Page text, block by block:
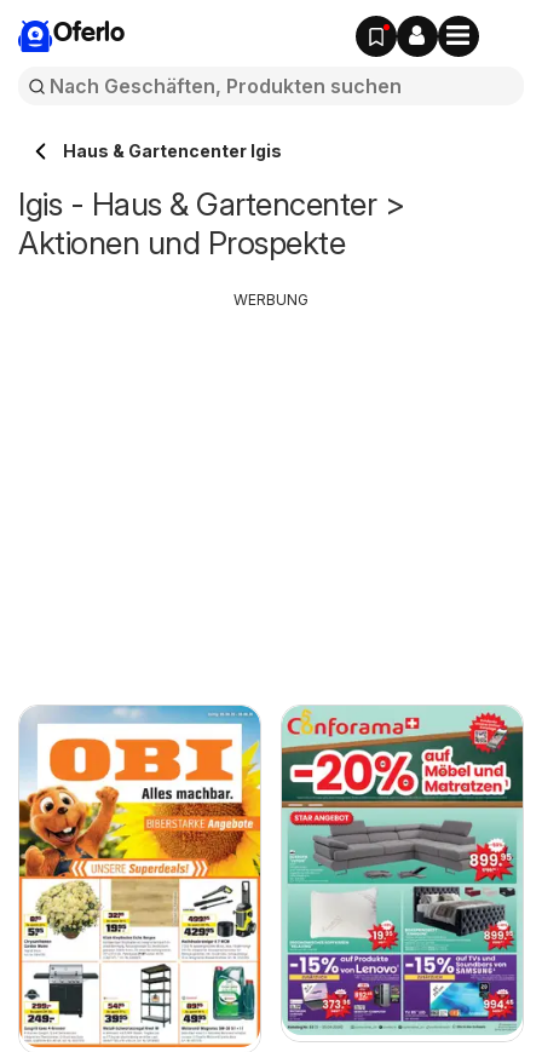
Oferlo
Haus & Gartencenter Igis
Igis - Haus & Gartencenter >
Aktionen und Prospekte
WERBUNG